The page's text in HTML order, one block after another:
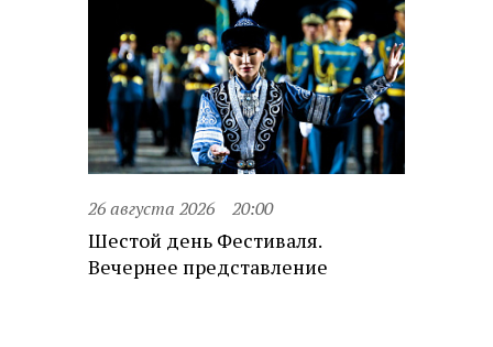
26 августа 2026 20:00
Шестой день Фестиваля.
Вечернее представление